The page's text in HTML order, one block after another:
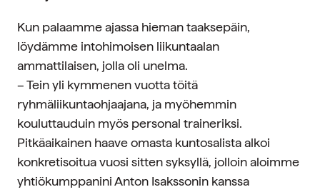
Kun palaamme ajassa hieman taaksepäin,
löydämme intohimoisen liikuntaalan
ammattilaisen, jolla oli unelma.
– Tein yli kymmenen vuotta töitä
ryhmäliikuntaohjaajana, ja myöhemmin
kouluttauduin myös personal traineriksi.
Pitkäaikainen haave omasta kuntosalista alkoi
konkretisoitua vuosi sitten syksyllä, jolloin aloimme
yhtiökumppanini Anton Isakssonin kanssa